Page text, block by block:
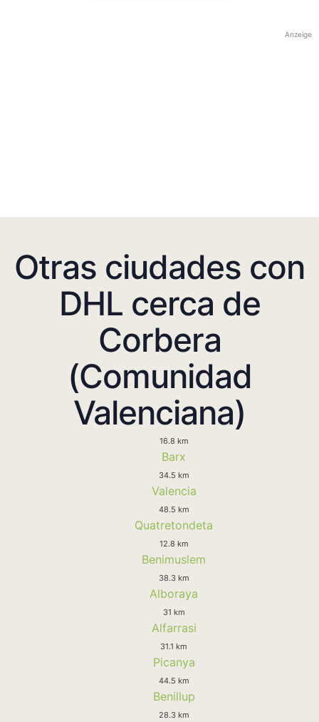
Anzeige
Otras ciudades con
DHL cerca de
Corbera
(Comunidad
Valenciana)
16.8 km
Barx
34.5 km
Valencia
48.5 km
Quatretondeta
12.8 km
Benimuslem
38.3 km
Alboraya
31 km
Alfarrasi
31.1 km
Picanya
44.5 km
Benillup
28.3 km